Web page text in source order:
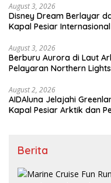
August 3, 2026
Disney Dream Berlayar
Kapal Pesiar
August 3, 2026
Berburu Aurora di Laut
Pelayaran Northern
August 2, 2026
AIDAluna Jelajahi
Kapal Pesiar Arktik dan
Berita